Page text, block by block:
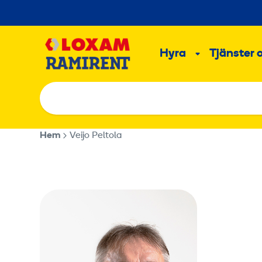
till
Hyra Undermeny
Tjänster
Hem Veijo Peltola